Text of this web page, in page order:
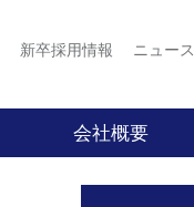
新卒採用情報 ニュース
会社概要